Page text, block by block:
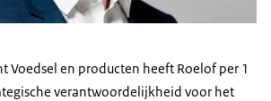
Voedsel en producten heeft Roelof per 1
verantwoordelijkheid voor het